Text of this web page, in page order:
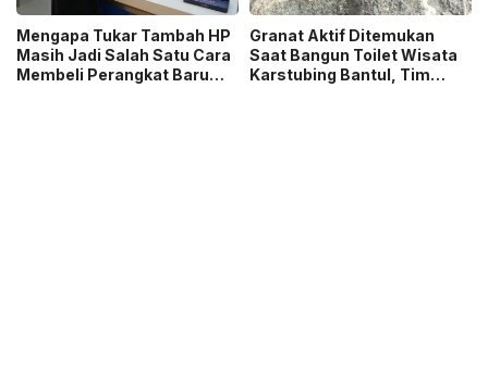
Mengapa Tukar Tambah HP
Masih Jadi Salah Satu Cara
Membeli Perangkat Baru
Granat Aktif Ditemukan
Saat Bangun Toilet Wisata
Karstubing Bantul, Tim